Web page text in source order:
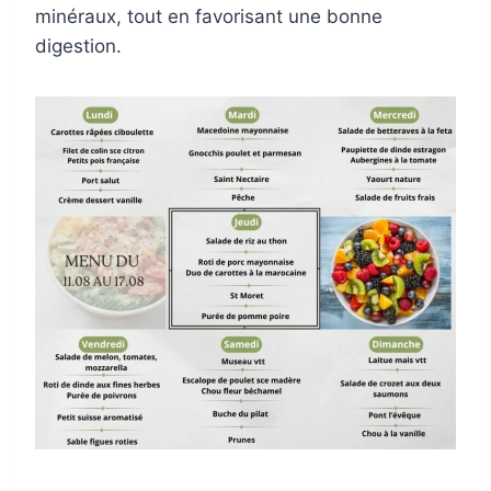
minéraux, tout en favorisant une bonne
digestion.